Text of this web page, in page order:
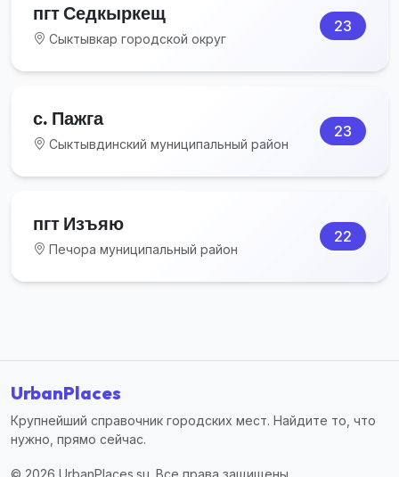
пгт Седкыркещ
Сыктывкар городской округ
23
с. Пажга
Сыктывдинский муниципальный район
23
пгт Изъяю
Печора муниципальный район
22
UrbanPlaces
Крупнейший справочник городских мест. Найдите то, что
нужно, прямо сейчас.
© 2026 UrbanPlaces.su. Все права защищены.